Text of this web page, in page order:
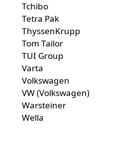
Tchibo
Tetra Pak
ThyssenKrupp
Tom Tailor
TUI Group
Varta
Volkswagen
VW (Volkswagen)
Warsteiner
Wella